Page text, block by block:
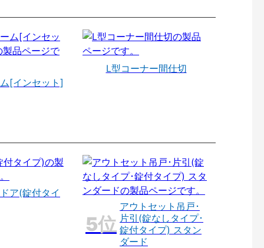
[インセット]
L型コーナー間仕切
ア(錠付タイ
アウトセット吊戸･
片引(錠なしタイプ･
錠付タイプ) スタン
ダード